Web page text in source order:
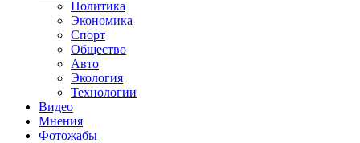
Политика
Экономика
Спорт
Общество
Авто
Экология
Технологии
Видео
Мнения
Фотожабы